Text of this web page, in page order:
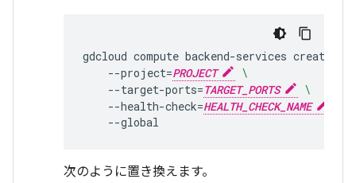
gdcloud compute backend-services create
--project=PROJECT
\
--target-ports=TARGET_PORTS
\
--health-check=HEALTH_CHECK_NAME
次のように置き換えます。